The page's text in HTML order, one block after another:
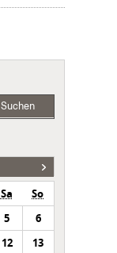
Suchen
Sa
So
5
6
12
13